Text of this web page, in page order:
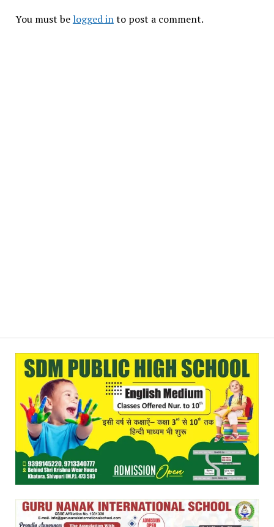
You must be logged into post a comment.